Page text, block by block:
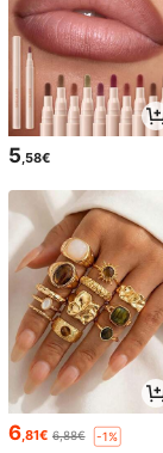
5,58€
6,81€ 6,88€ -1%